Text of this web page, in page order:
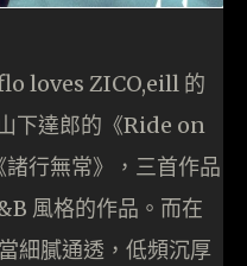
loves ZICO,eill 的
下達郎的《Ride on
行無常》，三首作品
風格的作品。而在
細膩通透，低頻沉厚